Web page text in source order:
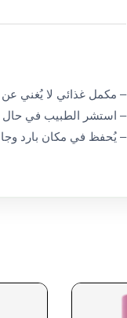
– مكمل غذائي لا يُغني عن
– استشر الطبيب في حال
– يُحفظ في مكان بارد